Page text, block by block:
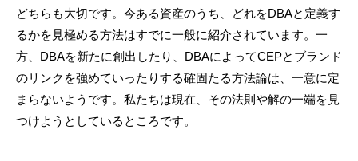
どちらも大切です。今ある資産のうち、どれをDBAと定義す
るかを見極める方法はすでに一般に紹介されています。一
方、DBAを新たに創出したり、DBAによってCEPとブランド
のリンクを強めていったりする確固たる方法論は、一意に定
まらないようです。私たちは現在、その法則や解の一端を見
つけようとしているところです。